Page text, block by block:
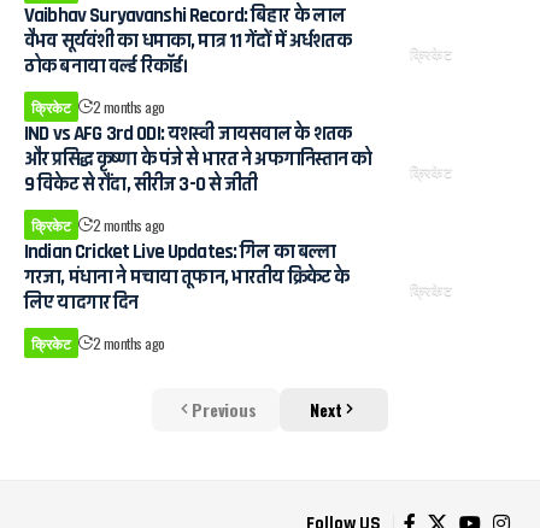
क्रिकेट
Vaibhav Suryavanshi Record: बिहार के लाल
वैभव सूर्यवंशी का धमाका, मात्र 11 गेंदों में अर्धशतक
ठोक बनाया वर्ल्ड रिकॉर्ड।
क्रिकेट 2 months ago
क्रिकेट
IND vs AFG 3rd ODI: यशस्वी जायसवाल के शतक
और प्रसिद्ध कृष्णा के पंजे से भारत ने अफगानिस्तान को
9 विकेट से रौंदा, सीरीज 3-0 से जीती
क्रिकेट 2 months ago
क्रिकेट
Indian Cricket Live Updates: गिल का बल्ला
गरजा, मंधाना ने मचाया तूफान, भारतीय क्रिकेट के
लिए यादगार दिन
क्रिकेट 2 months ago
Previous Next
Follow US